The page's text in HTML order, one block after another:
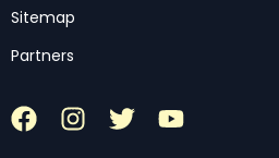
Sitemap
Partners